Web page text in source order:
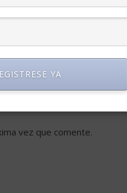
vez que comente.
YA